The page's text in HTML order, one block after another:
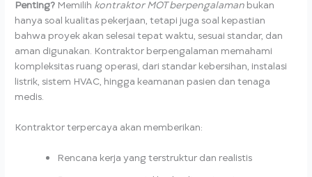
Penting? Memilih kontraktor MOT berpengalaman bukan
hanya soal kualitas pekerjaan, tetapi juga soal kepastian
bahwa proyek akan selesai tepat waktu, sesuai standar, dan
aman digunakan. Kontraktor berpengalaman memahami
kompleksitas ruang operasi, dari standar kebersihan, instalasi
listrik, sistem HVAC, hingga keamanan pasien dan tenaga
medis.
Kontraktor terpercaya akan memberikan:
Rencana kerja yang terstruktur dan realistis